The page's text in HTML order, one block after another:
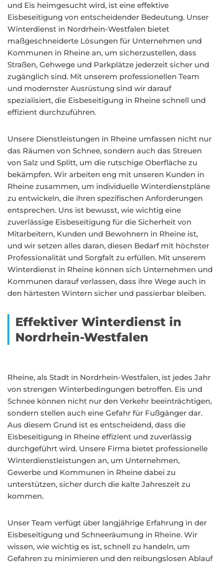
und Eis heimgesucht wird, ist eine effektive
Eisbeseitigung von entscheidender Bedeutung. Unser
Winterdienst in Nordrhein-Westfalen bietet
maßgeschneiderte Lösungen für Unternehmen und
Kommunen in Rheine an, um sicherzustellen, dass
Straßen, Gehwege und Parkplätze jederzeit sicher und
zugänglich sind. Mit unserem professionellen Team
und modernster Ausrüstung sind wir darauf
spezialisiert, die Eisbeseitigung in Rheine schnell und
effizient durchzuführen.
Unsere Dienstleistungen in Rheine umfassen nicht nur
das Räumen von Schnee, sondern auch das Streuen
von Salz und Splitt, um die rutschige Oberfläche zu
bekämpfen. Wir arbeiten eng mit unseren Kunden in
Rheine zusammen, um individuelle Winterdienstpläne
zu entwickeln, die ihren spezifischen Anforderungen
entsprechen. Uns ist bewusst, wie wichtig eine
zuverlässige Eisbeseitigung für die Sicherheit von
Mitarbeitern, Kunden und Bewohnern in Rheine ist,
und wir setzen alles daran, diesen Bedarf mit höchster
Professionalität und Sorgfalt zu erfüllen. Mit unserem
Winterdienst in Rheine können sich Unternehmen und
Kommunen darauf verlassen, dass ihre Wege auch in
den härtesten Wintern sicher und passierbar bleiben.
Effektiver Winterdienst in
Nordrhein-Westfalen
Rheine, als Stadt in Nordrhein-Westfalen, ist jedes Jahr
von strengen Winterbedingungen betroffen. Eis und
Schnee können nicht nur den Verkehr beeinträchtigen,
sondern stellen auch eine Gefahr für Fußgänger dar.
Aus diesem Grund ist es entscheidend, dass die
Eisbeseitigung in Rheine effizient und zuverlässig
durchgeführt wird. Unsere Firma bietet professionelle
Winterdienstleistungen an, um Unternehmen,
Gewerbe und Kommunen in Rheine dabei zu
unterstützen, sicher durch die kalte Jahreszeit zu
kommen.
Unser Team verfügt über langjährige Erfahrung in der
Eisbeseitigung und Schneeräumung in Rheine. Wir
wissen, wie wichtig es ist, schnell zu handeln, um
Gefahren zu minimieren und den reibungslosen Ablauf